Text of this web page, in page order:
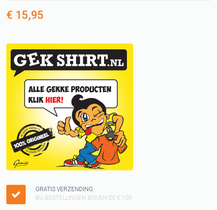
€ 15,95
GRATIS VERZENDING
BIJ BESTELLINGEN BOVEN DE € 100